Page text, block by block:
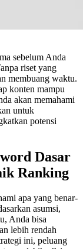
sebelum Anda
riset yang
membuang waktu.
konten mampu
akan memahami
untuk
potensi
Dasar
Ranking
apa yang benar-
asumsi,
Anda bisa
lebih rendah
ini, peluang